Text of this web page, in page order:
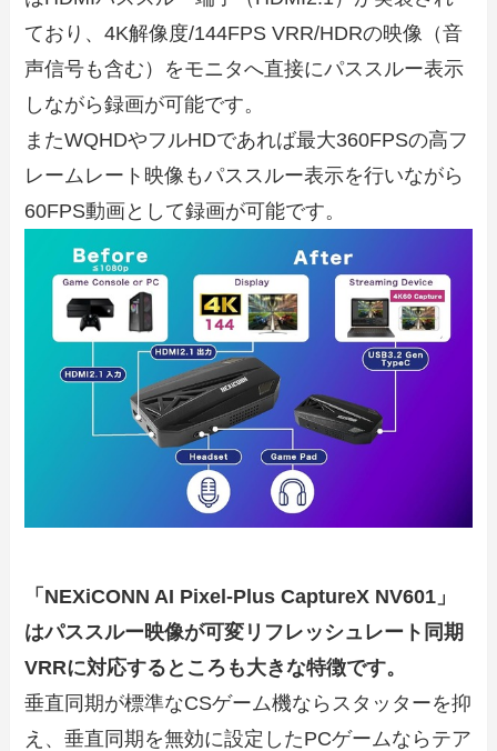
ており、4K解像度/144FPS VRR/HDRの映像（音
声信号も含む）をモニタへ直接にパススルー表示
しながら録画が可能です。
またWQHDやフルHDであれば最大360FPSの高フ
レームレート映像もパススルー表示を行いながら
60FPS動画として録画が可能です。
「NEXiCONN AI Pixel-Plus CaptureX NV601」
はパススルー映像が可変リフレッシュレート同期
VRRに対応するところも大きな特徴です。
垂直同期が標準なCSゲーム機ならスタッターを抑
え、垂直同期を無効に設定したPCゲームならテア